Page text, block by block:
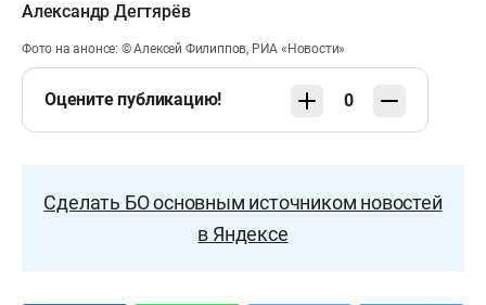
Александр Дегтярёв
Фото на анонсе: © Алексей Филиппов, РИА «Новости»
Оцените публикацию! 0
Сделать БО основным источником новостей
в Яндексе